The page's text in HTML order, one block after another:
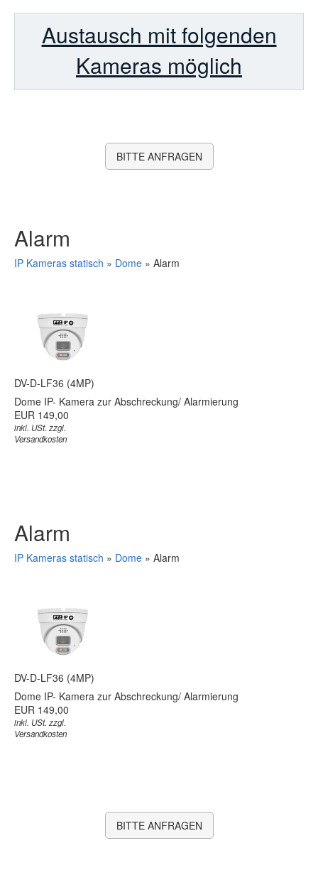
Austausch mit folgenden
Kameras möglich
BITTE ANFRAGEN
Alarm
IP Kameras statisch » Dome » Alarm
DV-D-LF36 (4MP)
Dome IP- Kamera zur Abschreckung/ Alarmierung
EUR 149,00
inkl. USt. zzgl.
Versandkosten
Alarm
IP Kameras statisch » Dome » Alarm
DV-D-LF36 (4MP)
Dome IP- Kamera zur Abschreckung/ Alarmierung
EUR 149,00
inkl. USt. zzgl.
Versandkosten
BITTE ANFRAGEN